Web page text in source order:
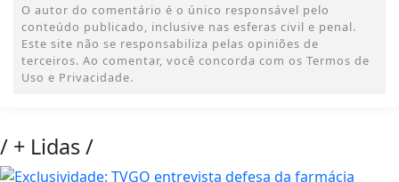
O autor do comentário é o único responsável pelo
conteúdo publicado, inclusive nas esferas civil e penal.
Este site não se responsabiliza pelas opiniões de
terceiros. Ao comentar, você concorda com os Termos de
Uso e Privacidade.
/ + Lidas/